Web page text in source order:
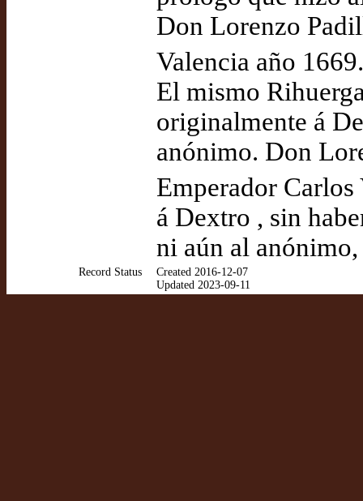
Don Lorenzo
Valencia año
El mismo
originalmente á
anónimo. Don
Emperador Carlos
á Dextro , sin
ni aún al
Record Status
Created 2016-12-07
Updated 2023-09-11